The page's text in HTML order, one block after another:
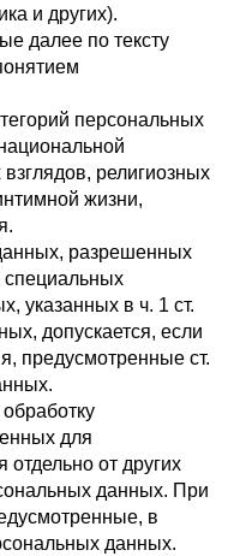
и других).
далее по тексту
персональных
религиозных
жизни,
разрешенных
специальных
указанных в ч. 1 ст.
допускается, если
предусмотренные ст.
для
от других
данных. При
в
данных.